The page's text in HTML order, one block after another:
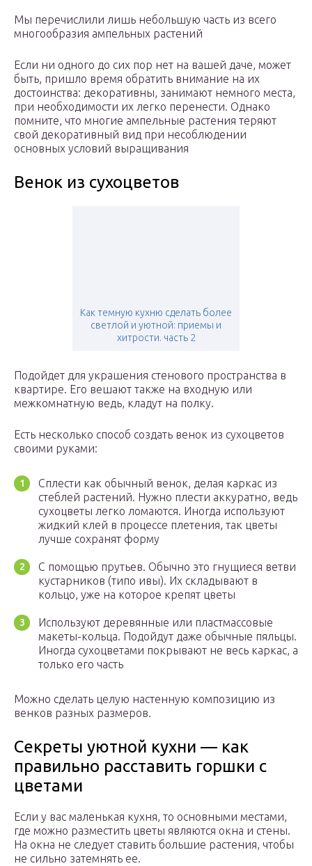
Мы перечислили лишь небольшую часть из всего
многообразия ампельных растений
Если ни одного до сих пор нет на вашей даче, может
быть, пришло время обратить внимание на их
достоинства: декоративны, занимают немного места,
при необходимости их легко перенести. Однако
помните, что многие ампельные растения теряют
свой декоративный вид при несоблюдении
основных условий выращивания
Венок из сухоцветов
Как темную кухню сделать более
светлой и уютной: приемы и
хитрости. часть 2
Подойдет для украшения стенового пространства в
квартире. Его вешают также на входную или
межкомнатную ведь, кладут на полку.
Есть несколько способ создать венок из сухоцветов
своими руками:
Сплести как обычный венок, делая каркас из
стеблей растений. Нужно плести аккуратно, ведь
сухоцветы легко ломаются. Иногда используют
жидкий клей в процессе плетения, так цветы
лучше сохранят форму
С помощью прутьев. Обычно это гнущиеся ветви
кустарников (типо ивы). Их складывают в
кольцо, уже на которое крепят цветы
Используют деревянные или пластмассовые
макеты-кольца. Подойдут даже обычные пяльцы.
Иногда сухоцветами покрывают не весь каркас, а
только его часть
Можно сделать целую настенную композицию из
венков разных размеров.
Секреты уютной кухни — как
правильно расставить горшки с
цветами
Если у вас маленькая кухня, то основными местами,
где можно разместить цветы являются окна и стены.
На окна не следует ставить большие растения, чтобы
не сильно затемнять ее.